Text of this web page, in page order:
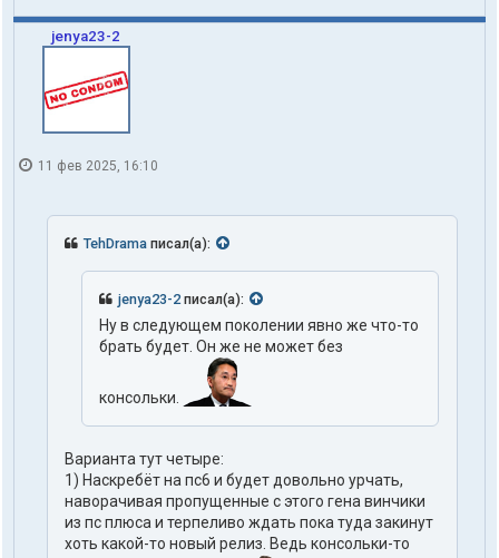
jenya23-2
11 фев 2025, 16:10
TehDrama писал(а):
jenya23-2писал(а):
Ну в следующем поколении явно же что-то
брать будет. Он же не может без
консольки.
Варианта тут четыре:
1) Наскребёт на пс6 и будет довольно урчать,
наворачивая пропущенные с этого гена винчики
из пс плюса и терпеливо ждать пока туда закинут
хоть какой-то новый релиз. Ведь консольки-то